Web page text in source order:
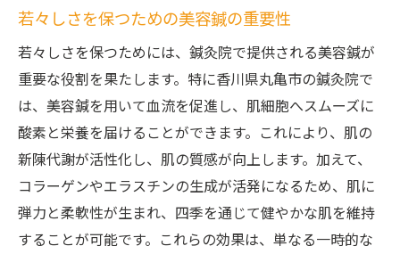
美容鍼で変わる自分香川県丸亀市の鍼灸院で新
しい自分を発見
美容鍼によって自分が変わる瞬間
香川県丸亀市の鍼灸院での新しい自分発見
体験
美容鍼で得られるポジティブな自己変革
自分自身を見つめ直すための美容鍼施術
美容鍼を通じて自信を高める方法
若々しさを保つための美容鍼の重要性
若々しさを保つためには、鍼灸院で提供される美容鍼が
重要な役割を果たします。特に香川県丸亀市の鍼灸院で
は、美容鍼を用いて血流を促進し、肌細胞へスムーズに
酸素と栄養を届けることができます。これにより、肌の
新陳代謝が活性化し、肌の質感が向上します。加えて、
コラーゲンやエラスチンの生成が活発になるため、肌に
弾力と柔軟性が生まれ、四季を通じて健やかな肌を維持
することが可能です。これらの効果は、単なる一時的な